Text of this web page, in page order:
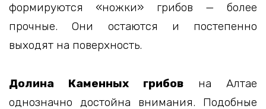
формируются «ножки» грибов — более
прочные. Они остаются и постепенно
выходят на поверхность.
Долина Каменных грибов на Алтае
однозначно достойна внимания. Подобные